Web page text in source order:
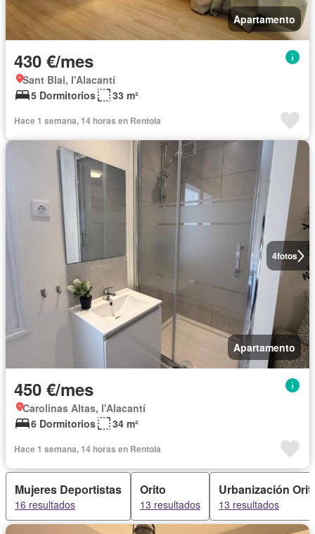
Apartamento
430 €/mes
Sant Blai, l'Alacantí
5 Dormitorios
33 m²
Hace 1 semana, 14 horas en Rentola
4fotos
Apartamento
450 €/mes
Carolinas Altas, l'Alacantí
6 Dormitorios
34 m²
Hace 1 semana, 14 horas en Rentola
Mujeres Deportistas
16 resultados
Orito
13 resultados
Urbanización
13 resultados